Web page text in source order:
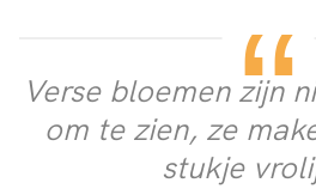
Verse bloemen zijn
om te zien, ze
stukje